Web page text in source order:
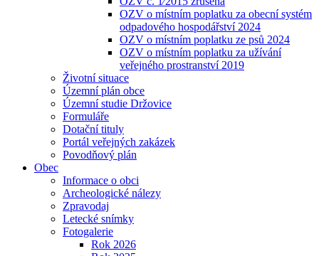
OZV o místním poplatku za obecní systém
odpadového hospodářství 2024
OZV o místním poplatku ze psů 2024
OZV o místním poplatku za užívání
veřejného prostranství 2019
Životní situace
Územní plán obce
Územní studie Držovice
Formuláře
Dotační tituly
Portál veřejných zakázek
Povodňový plán
Obec
Informace o obci
Archeologické nálezy
Zpravodaj
Letecké snímky
Fotogalerie
Rok 2026